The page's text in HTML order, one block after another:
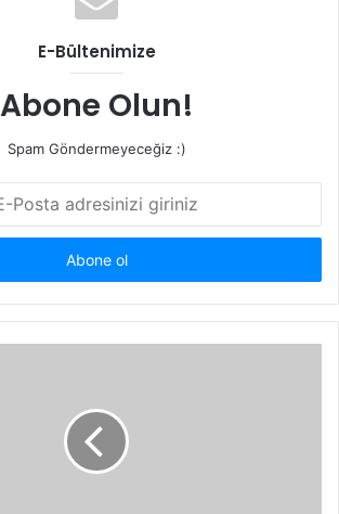
E-Bültenimize
Abone Olun!
Spam Göndermeyeceğiz :)